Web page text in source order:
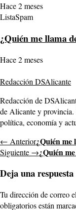
Hace 2 meses
ListaSpam
¿Quién me llama
Hace 2 meses
Redacción DSAlicante
Redacción de
de Alicante y provincia.
política, economía y
← Anterior¿Quién me
Siguiente →¿Quién
Deja una respuesta
Tu dirección de correo
obligatorios están